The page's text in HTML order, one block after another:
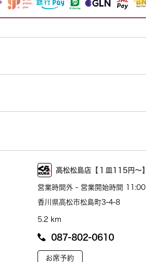
高松松島店【１皿115円～】
営業時間外 - 営業開始時間 11:00
香川県高松市松島町3-4-8
5.2 km
087-802-0610
お席予約